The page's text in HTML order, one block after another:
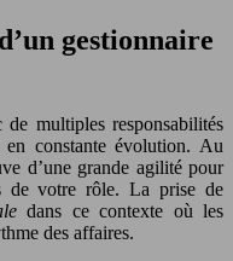
gestionnaire
multiples responsabilités
en constante évolution. Au
d’une grande agilité pour
de votre rôle. La prise de
dans ce contexte où les
des affaires.